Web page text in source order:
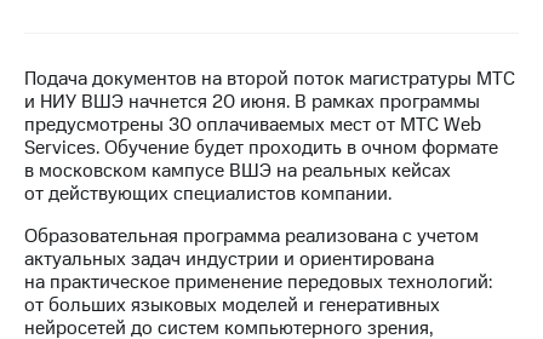
отчетность
Контакты
Пригласить
спикера
и акционерам
Корпоративное
управление
Подача документов на второй поток магистратуры МТС
и НИУ ВШЭ начнется 20 июня. В рамках программы
предусмотрены 30 оплачиваемых мест от МТС Web
Services. Обучение будет проходить в очном формате
в московском кампусе ВШЭ на реальных кейсах
от действующих специалистов компании.
Образовательная программа реализована с учетом
актуальных задач индустрии и ориентирована
на практическое применение передовых технологий:
от больших языковых моделей и генеративных
нейросетей до систем компьютерного зрения,